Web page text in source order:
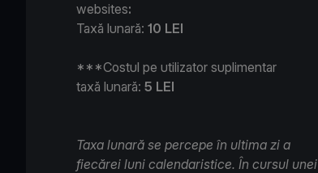
websites:
Taxă lunară: 10 LEI
***Costul pe utilizator suplimentar
taxă lunară: 5 LEI
Taxa lunară se percepe în ultima zi a
fiecărei luni calendaristice. În cursul unei